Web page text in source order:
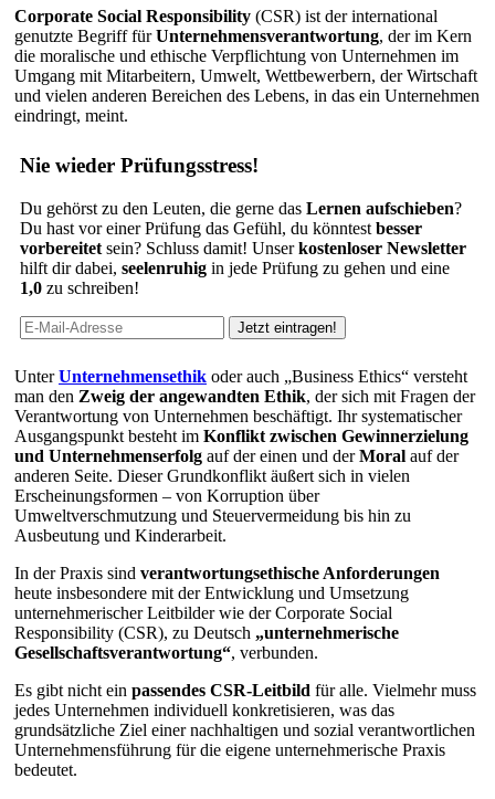
Corporate Social Responsibility (CSR) ist der international
genutzte Begriff fürUnternehmensverantwortung, der im Kern
die moralische und ethische Verpflichtung von Unternehmen im
Umgang mit Mitarbeitern, Umwelt, Wettbewerbern, der Wirtschaft
und vielen anderen Bereichen des Lebens, in das ein Unternehmen
eindringt, meint.
Nie wieder Prüfungsstress!
Du gehörst zu den Leuten, die gerne das Lernen aufschieben?
Du hast vor einer Prüfung das Gefühl, du könntest besser
vorbereitet sein? Schluss damit! Unserkostenloser Newsletter
hilft dir dabei, seelenruhig in jede Prüfung zu gehen und eine
1,0 zu schreiben!
UnterUnternehmensethik oder auch „Business Ethics“ versteht
man den Zweig der angewandten Ethik, der sich mit Fragen der
Verantwortung von Unternehmen beschäftigt. Ihr systematischer
Ausgangspunkt besteht im Konflikt zwischen Gewinnerzielung
und Unternehmenserfolg auf der einen und derMoral auf der
anderen Seite. Dieser Grundkonflikt äußert sich in vielen
Erscheinungsformen – von Korruption über
Umweltverschmutzung und Steuervermeidung bis hin zu
Ausbeutung und Kinderarbeit.
In der Praxis sind verantwortungsethische Anforderungen
heute insbesondere mit der Entwicklung und Umsetzung
unternehmerischer Leitbilder wie der Corporate Social
Responsibility (CSR), zu Deutsch „unternehmerische
Gesellschaftsverantwortung“, verbunden.
Es gibt nicht ein passendes CSR-Leitbild für alle. Vielmehr muss
jedes Unternehmen individuell konkretisieren, was das
grundsätzliche Ziel einer nachhaltigen und sozial verantwortlichen
Unternehmensführung für die eigene unternehmerische Praxis
bedeutet.